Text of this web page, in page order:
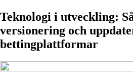
Teknologi i utveckling:
versionering och
bettingplattformar